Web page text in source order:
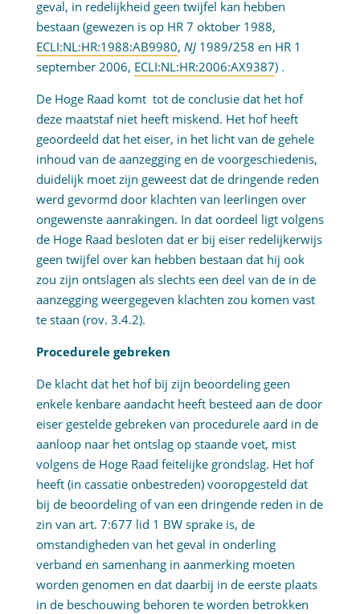
geval, in redelijkheid geen twijfel kan hebben
bestaan (gewezen is op HR 7 oktober 1988,
ECLI:NL:HR:1988:AB9980, NJ1989/258 en HR 1
september 2006, ECLI:NL:HR:2006:AX9387) .
De Hoge Raad komt tot de conclusie dat het hof
deze maatstaf niet heeft miskend. Het hof heeft
geoordeeld dat het eiser, in het licht van de gehele
inhoud van de aanzegging en de voorgeschiedenis,
duidelijk moet zijn geweest dat de dringende reden
werd gevormd door klachten van leerlingen over
ongewenste aanrakingen. In dat oordeel ligt volgens
de Hoge Raad besloten dat er bij eiser redelijkerwijs
geen twijfel over kan hebben bestaan dat hij ook
zou zijn ontslagen als slechts een deel van de in de
aanzegging weergegeven klachten zou komen vast
te staan (rov. 3.4.2).
Procedurele gebreken
De klacht dat het hof bij zijn beoordeling geen
enkele kenbare aandacht heeft besteed aan de door
eiser gestelde gebreken van procedurele aard in de
aanloop naar het ontslag op staande voet, mist
volgens de Hoge Raad feitelijke grondslag. Het hof
heeft (in cassatie onbestreden) vooropgesteld dat
bij de beoordeling of van een dringende reden in de
zin van art. 7:677 lid 1 BW sprake is, de
omstandigheden van het geval in onderling
verband en samenhang in aanmerking moeten
worden genomen en dat daarbij in de eerste plaats
in de beschouwing behoren te worden betrokken